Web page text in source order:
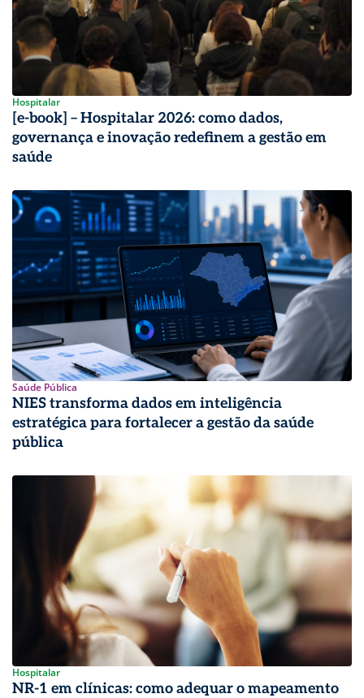
Hospitalar
[e-book] – Hospitalar 2026: como dados,
governança e inovação redefinem a gestão em
saúde
Saúde Pública
NIES transforma dados em inteligência
estratégica para fortalecer a gestão da saúde
pública
Hospitalar
NR-1 em clínicas: como adequar o mapeamento